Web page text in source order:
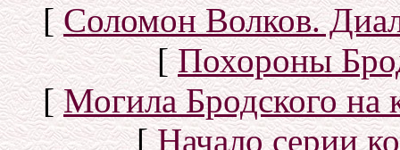
[Соломон Волков.
[Похороны
[Могила Бродского
[Начало серии